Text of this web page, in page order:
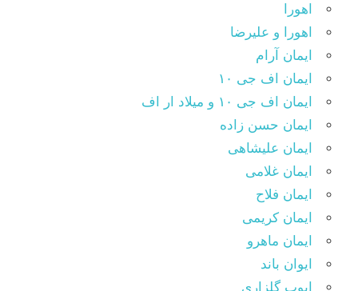
اهورا
اهورا و علیرضا
ایمان آرام
ایمان اف جی ۱۰
ایمان اف جی ۱۰ و میلاد ار اف
ایمان حسن زاده
ایمان علیشاهی
ایمان غلامی
ایمان فلاح
ایمان کریمی
ایمان ماهرو
ایوان باند
ایوب گلزاری